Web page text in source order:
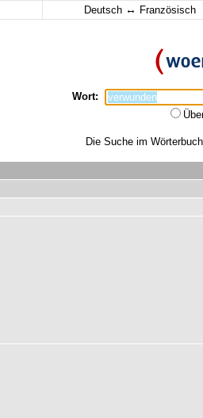
Deutsch ↔ Französisch
Wort:
Die Suche im